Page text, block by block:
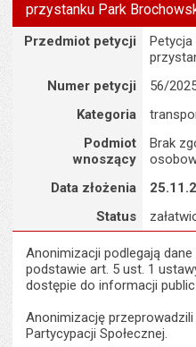
przystanku Park
Szczegóły
Przedmiot petycji
Numer petycji
56/
Kategoria
Podmiot
wnoszący
Brak
Data złożenia
Status
Anonimizacji podlegają
podstawie art. 5 ust. 1
dostępie do informacji
Anonimizację przeprowadzili
Partycypacji Społecznej.